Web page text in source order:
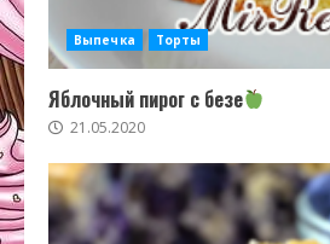
Выпечка Торты
Яблочный пирог с безе
21.05.2020